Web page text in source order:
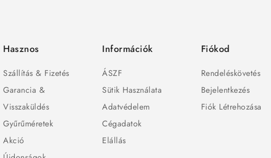
Hasznos
Szállítás & Fizetés
Garancia &
Visszaküldés
Gyűrűméretek
Akció
Információk
ÁSZF
Sütik Használata
Adatvédelem
Cégadatok
Elállás
Fiókod
Rendeléskövetés
Bejelentkezés
Fiók Létrehozása